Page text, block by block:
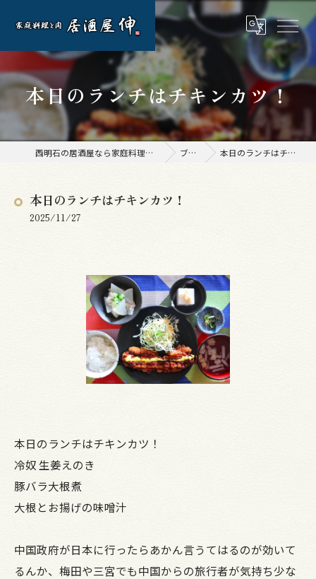
本日のランチはチキンカツ！
西明石の居酒屋なら家庭料理と肉 居酒屋 伸 ブログ 本日のランチはチキンカツ！
本日のランチはチキンカツ！
2025/11/27
本日のランチはチキンカツ！
冷奴 生姜えのき
豚バラ大根煮
大根とお揚げの味噌汁
中国政府が日本に行ったらあかん言うてはるのが効いて
るんか、梅田や三宮でも中国からの旅行者が気持ち少な